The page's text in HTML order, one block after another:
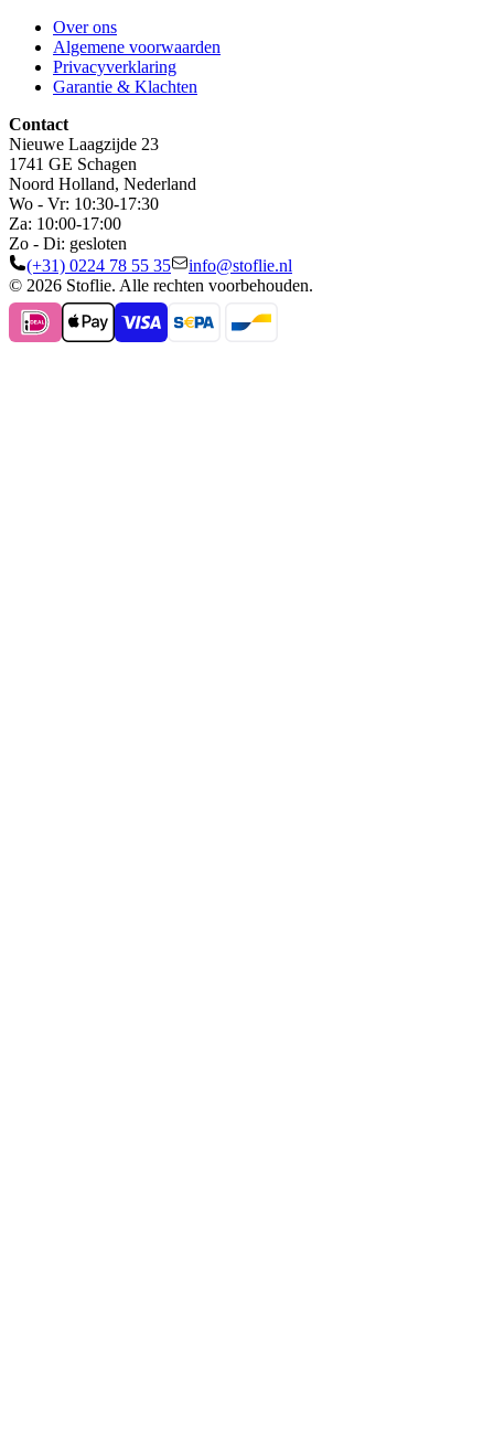
Over ons
Algemene voorwaarden
Privacyverklaring
Garantie & Klachten
Contact
Nieuwe Laagzijde 23
1741 GE Schagen
Noord Holland, Nederland
Wo - Vr: 10:30-17:30
Za: 10:00-17:00
Zo - Di: gesloten
(+31) 0224 78 55 35
info@stoflie.nl
© 2026 Stoflie. Alle rechten voorbehouden.